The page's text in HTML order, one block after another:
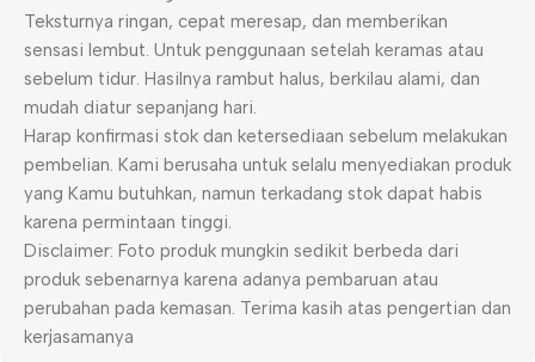
Teksturnya ringan, cepat meresap, dan memberikan
sensasi lembut. Untuk penggunaan setelah keramas atau
sebelum tidur. Hasilnya rambut halus, berkilau alami, dan
mudah diatur sepanjang hari.
Harap konfirmasi stok dan ketersediaan sebelum melakukan
pembelian. Kami berusaha untuk selalu menyediakan produk
yang Kamu butuhkan, namun terkadang stok dapat habis
karena permintaan tinggi.
Disclaimer: Foto produk mungkin sedikit berbeda dari
produk sebenarnya karena adanya pembaruan atau
perubahan pada kemasan. Terima kasih atas pengertian dan
kerjasamanya